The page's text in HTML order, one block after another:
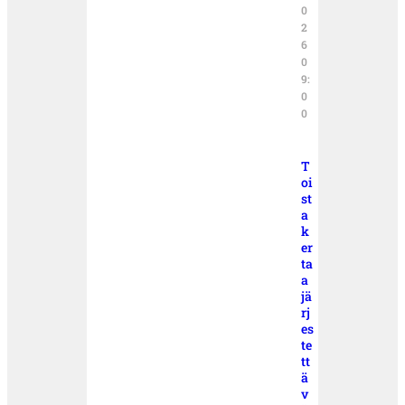
0
2
6
0
9:
0
0
T
oi
st
a
k
er
ta
a
jä
rj
es
te
tt
ä
v